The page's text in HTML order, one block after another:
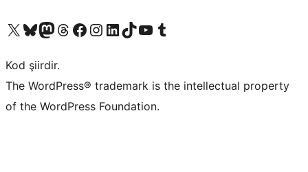
X (eski Twitter) hesabımıza bakın
Bluesky hesabımızı ziyaret edinMastodon hesabımızı ziyaret edinThreads hesabımızı ziyaret edinFacebook sayfamızı ziyaret edinInstagram hesabımızı ziyaret edinLinkedIn hesabımızı ziyaret edinTikTok hesabımızı ziyaret edinYouTube kanalımızı ziyaret edinTumblr hesabımızı ziyaret edin
Kod şiirdir.
The WordPress® trademark is the intellectual property
of the WordPress Foundation.